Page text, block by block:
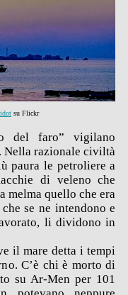
su Flickr
del faro” vigilano
Nella razionale civiltà
paura le petroliere a
di veleno che
melma quello che era
se ne intendono e
li dividono in
il mare detta i tempi
C’è chi è morto di
su Ar-Men per 101